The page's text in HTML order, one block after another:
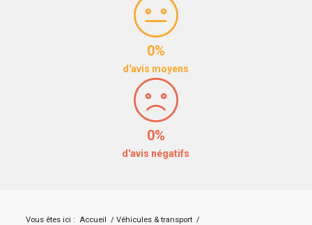
0%
d'avis moyens
0%
d'avis négatifs
Vous êtes ici : Accueil / Véhicules & transport /